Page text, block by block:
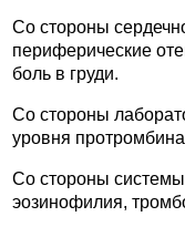
Со стороны
периферические
боль в груди.
Со стороны
уровня
Со стороны
эозинофилия,